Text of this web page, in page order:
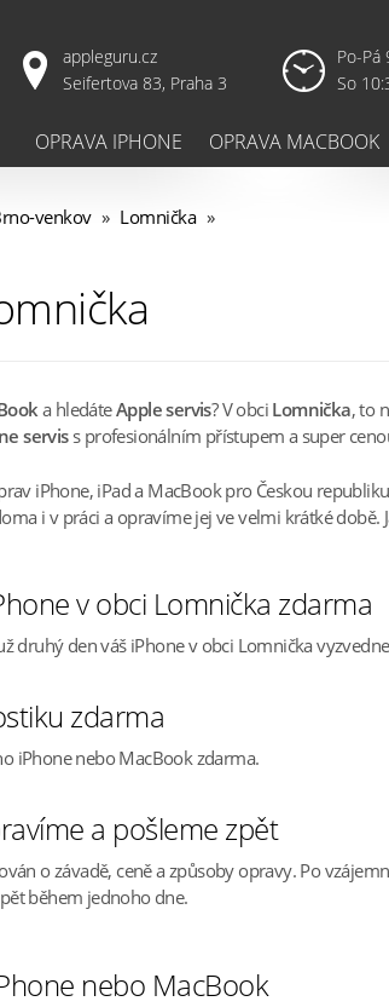
appleguru.cz
Seifertova 83, Praha 3
Po-Pá
So
OPRAVA IPHONE OPRAVA MACBOOK
venkov » Lomnička »
a hledáteApple servis? V obciLomnička, to
serviss profesionálním přístupem a super
iPhone, iPad a MacBook pro Českou
i v práci a opravíme jej ve velmi krátké době.
v obci Lomnička zdarma
druhý den váš iPhone v obci Lomnička
zdarma
iPhone nebo MacBook zdarma.
a pošleme zpět
o závadě, ceně a způsoby opravy. Po
během jednoho dne.
nebo MacBook